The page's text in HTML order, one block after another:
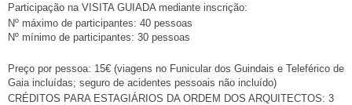
Participação na VISITA GUIADA mediante inscrição:
Nº máximo de participantes: 40 pessoas
Nº mínimo de participantes: 30 pessoas
Preço por pessoa: 15€ (viagens no Funicular dos Guindais e Teleférico de
Gaia incluídas; seguro de acidentes pessoais não incluído)
CRÉDITOS PARA ESTAGIÁRIOS DA ORDEM DOS ARQUITECTOS: 3